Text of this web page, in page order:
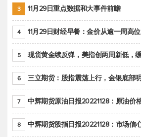
3 11月29日重点数据和大事件前瞻
4 11月29日财经早餐：金价从逾一周高位回落，美联储
5 现货黄金续反弹，美指创两周新低，
6 三立期货：股指震荡上行，金银底部明朗，原
7 中辉期货原油日报20221128：原油价格持续下降，
8 中辉期货股指日报20221128：市场信